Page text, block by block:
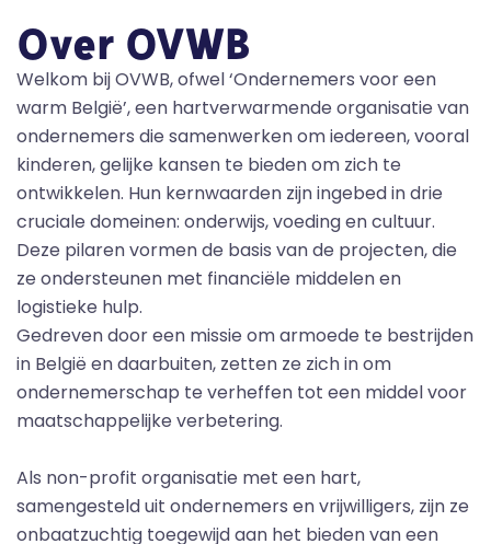
Over OVWB
Welkom bij OVWB, ofwel ‘Ondernemers voor een
warm België’, een hartverwarmende organisatie van
ondernemers die samenwerken om iedereen, vooral
kinderen, gelijke kansen te bieden om zich te
ontwikkelen. Hun kernwaarden zijn ingebed in drie
cruciale domeinen: onderwijs, voeding en cultuur.
Deze pilaren vormen de basis van de projecten, die
ze ondersteunen met financiële middelen en
logistieke hulp.
Gedreven door een missie om armoede te bestrijden
in België en daarbuiten, zetten ze zich in om
ondernemerschap te verheffen tot een middel voor
maatschappelijke verbetering.
Als non-profit organisatie met een hart,
samengesteld uit ondernemers en vrijwilligers, zijn ze
onbaatzuchtig toegewijd aan het bieden van een